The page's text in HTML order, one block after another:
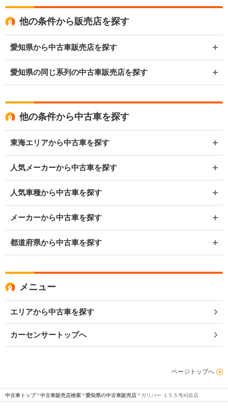
他の条件から販売店を探す
愛知県から中古車販売店を探す
愛知県の同じ系列の中古車販売店を探す
他の条件から中古車を探す
東海エリアから中古車を探す
人気メーカーから中古車を探す
人気車種から中古車を探す
メーカーから中古車を探す
都道府県から中古車を探す
メニュー
エリアから中古車を探す
カーセンサートップへ
ページトップへ
中古車トップ 中古車販売店検索 愛知県の中古車販売店 ガリバー １５５号刈谷店